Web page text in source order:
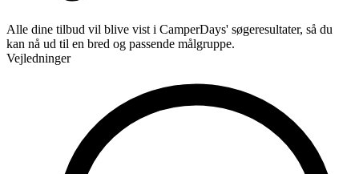
Alle dine tilbud vil blive vist i CamperDays' søgeresultater, så du
kan nå ud til en bred og passende målgruppe.
Vejledninger